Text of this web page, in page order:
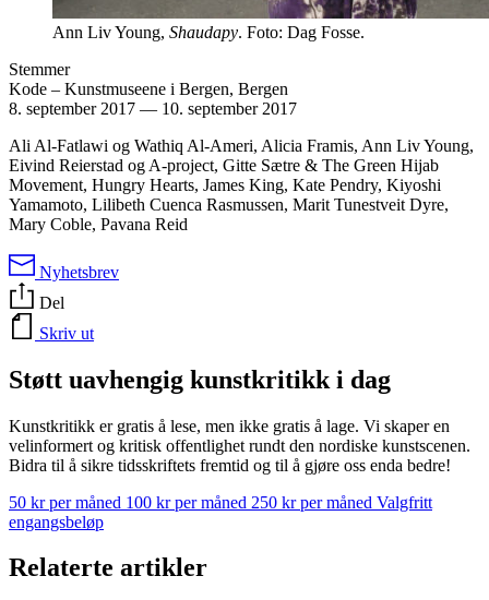
Ann Liv Young, Shaudapy. Foto: Dag Fosse.
Stemmer
Kode – Kunstmuseene i Bergen, Bergen
8. september 2017 — 10. september 2017
Ali Al-Fatlawi og Wathiq Al-Ameri, Alicia Framis, Ann Liv Young,
Eivind Reierstad og A-project, Gitte Sætre & The Green Hijab
Movement, Hungry Hearts, James King, Kate Pendry, Kiyoshi
Yamamoto, Lilibeth Cuenca Rasmussen, Marit Tunestveit Dyre,
Mary Coble, Pavana Reid
Nyhetsbrev
Del
Skriv ut
Støtt uavhengig kunstkritikk i dag
Kunstkritikk er gratis å lese, men ikke gratis å lage. Vi skaper en
velinformert og kritisk offentlighet rundt den nordiske kunstscenen.
Bidra til å sikre tidsskriftets fremtid og til å gjøre oss enda bedre!
50 kr per måned 100 kr per måned 250 kr per måned Valgfritt
engangsbeløp
Relaterte artikler